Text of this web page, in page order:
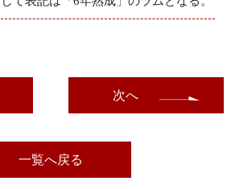
一覧へ戻る
次へ